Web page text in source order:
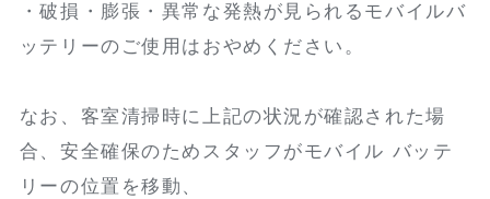
・破損・膨張・異常な発熱が見られるモバイルバ
ッテリーのご使用はおやめください。
なお、客室清掃時に上記の状況が確認された場
合、安全確保のためスタッフがモバイル バッテ
リーの位置を移動、